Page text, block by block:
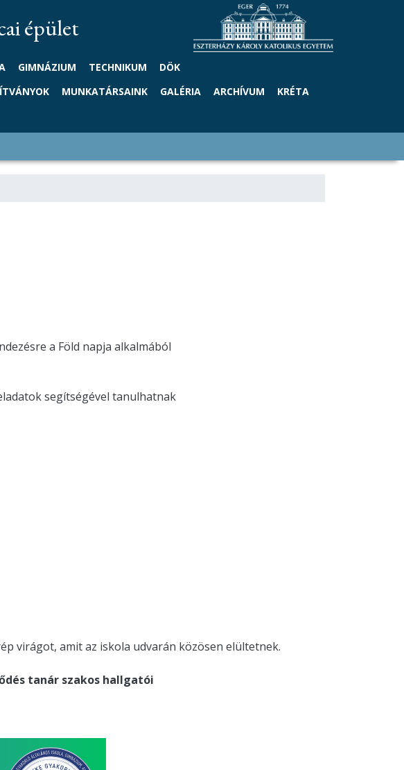
épület
GIMNÁZIUM TECHNIKUM
DÖK
MUNKATÁRSAINK GALÉRIA ARCHÍVUM
KRÉTA
a Föld napja alkalmából
segítségével tanulhatnak
virágot, amit az iskola udvarán közösen elültetnek.
tanár szakos hallgatói